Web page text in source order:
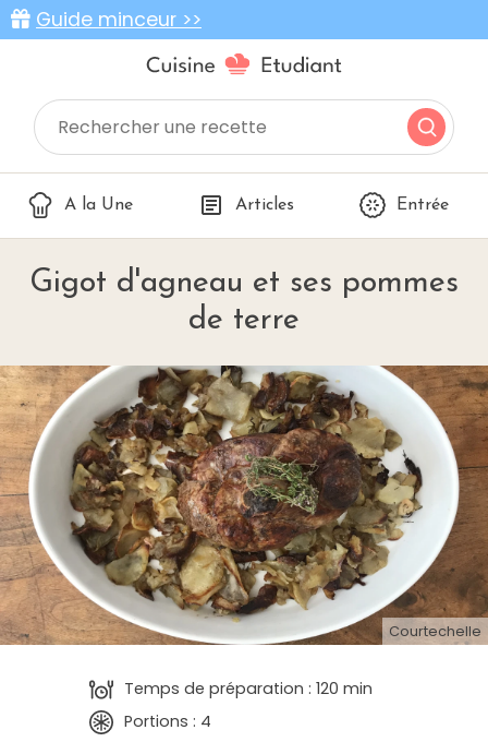
Guide minceur >>
A la Une Articles Entrée
Gigot d'agneau et ses pommes
de terre
Courtechelle
Temps de préparation : 120 min
Portions : 4